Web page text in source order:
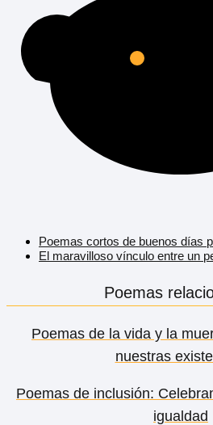
Poemas cortos de buenos días
El maravilloso vínculo entre un
Poemas
Poemas de la vida y la
nuestras
Poemas de inclusión:
igualdad